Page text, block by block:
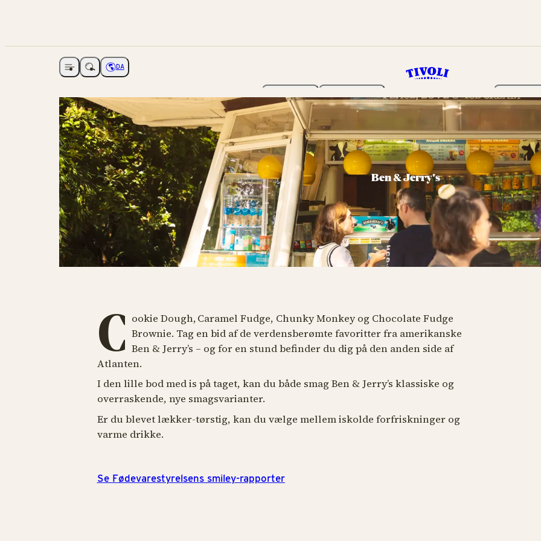
Åbne navigationVælg sprog
DA
Haven Program Billetter
Ben & Jerry's
C ookie Dough, Caramel Fudge, Chunky Monkey og Chocolate Fudge
Brownie. Tag en bid af de verdensberømte favoritter fra amerikanske
Ben & Jerry’s – og for en stund befinder du dig på den anden side af
Atlanten.
I den lille bod med is på taget, kan du både smag Ben & Jerry’s klassiske og
overraskende, nye smagsvarianter.
Er du blevet lækker-tørstig, kan du vælge mellem iskolde forfriskninger og
varme drikke.
Se Fødevarestyrelsens smiley-rapporter